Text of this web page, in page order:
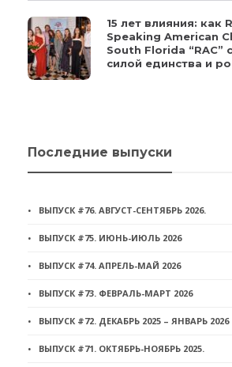
15 лет влияния: как
Speaking American
South Florida “RAC”
силой единства и
Последние выпуски
ВЫПУСК #76. АВГУСТ-СЕНТЯБРЬ 2026.
ВЫПУСК #75. ИЮНЬ-ИЮЛЬ 2026
ВЫПУСК #74. АПРЕЛЬ-МАЙ 2026
ВЫПУСК #73. ФЕВРАЛЬ-МАРТ 2026
ВЫПУСК #72. ДЕКАБРЬ 2025 – ЯНВАРЬ 2026
ВЫПУСК #71. ОКТЯБРЬ-НОЯБРЬ 2025.